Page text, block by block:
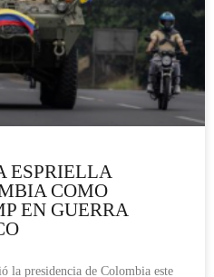
ESPRIELLA
COMO
EN GUERRA
la presidencia de Colombia este